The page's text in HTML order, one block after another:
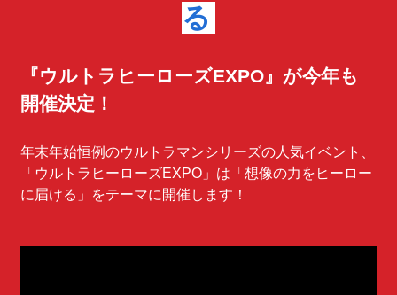
る
『ウルトラヒーローズEXPO』が今年も
開催決定！
年末年始恒例のウルトラマンシリーズの人気イベント、
「ウルトラヒーローズEXPO」は「想像の力をヒーロー
に届ける」をテーマに開催します！